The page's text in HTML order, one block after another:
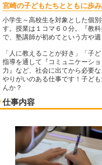
宮崎の子どもたちとともに歩
小学生～高校生を対象とした個
す。授業は１コマ６０分。『教
で、塾講師が初めてという方や
「人に教えることが好き」「子
指導を通して『コミュニケーシ
力』など、社会に出てから必要
やりがいのある仕事です！子ど
んか？
仕事内容